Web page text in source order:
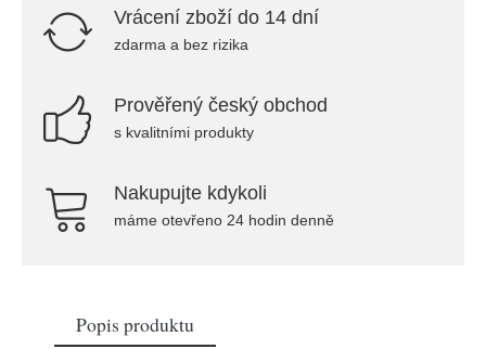
Vrácení zboží do 14 dní
zdarma a bez rizika
Prověřený český obchod
s kvalitními produkty
Nakupujte kdykoli
máme otevřeno 24 hodin denně
Popis produktu